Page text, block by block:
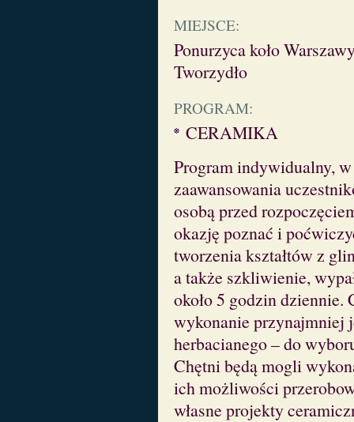
MIEJSCE:
Ponurzyca koło
Tworzydło
PROGRAM:
CERAMIKA
Program indywidualny,
zaawansowania
osobą przed
okazję poznać i
tworzenia kształtów z
a także szkliwienie,
około 5 godzin
wykonanie przynajmniej
herbacianego – do
Chętni będą mogli
ich możliwości
własne projekty